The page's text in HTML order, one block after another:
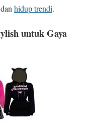
hidup trendi.
untuk Gaya